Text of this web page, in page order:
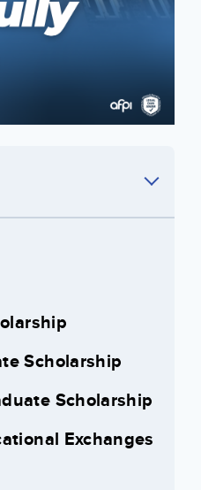
Scholarship
Scholarship
Exchanges